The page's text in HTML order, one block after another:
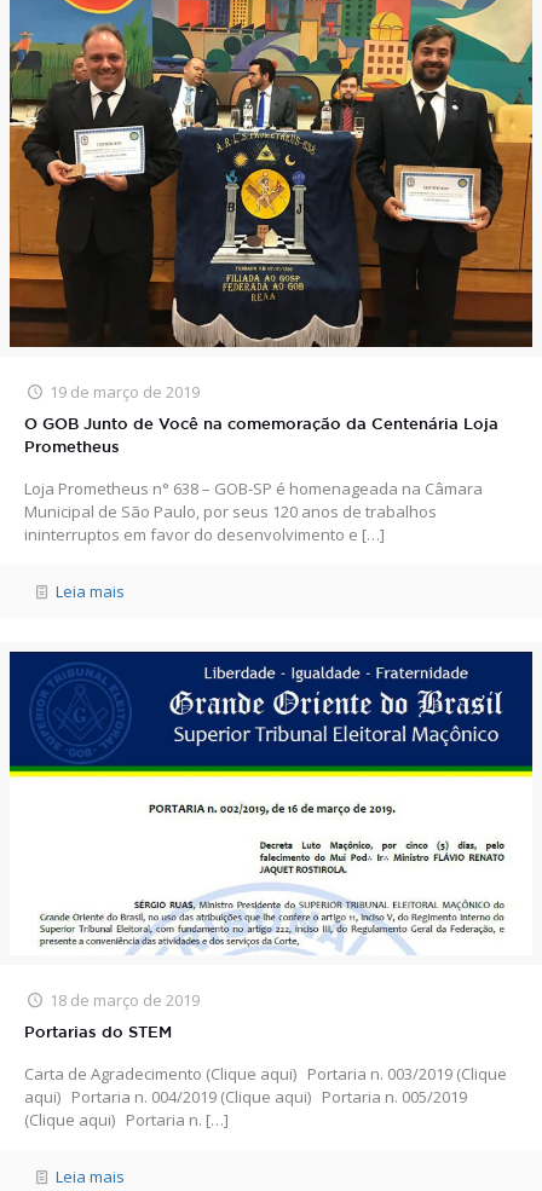
19 de março de 2019
O GOB Junto de Você na comemoração da Centenária Loja
Prometheus
Loja Prometheus n° 638 – GOB-SP é homenageada na Câmara
Municipal de São Paulo, por seus 120 anos de trabalhos
ininterruptos em favor do desenvolvimento e […]
Leia mais
18 de março de 2019
Portarias do STEM
Carta de Agradecimento (Clique aqui) Portaria n. 003/2019 (Clique
aqui) Portaria n. 004/2019 (Clique aqui) Portaria n. 005/2019
(Clique aqui) Portaria n. […]
Leia mais